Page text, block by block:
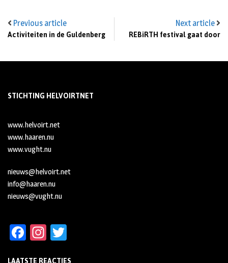
Previous article
Activiteiten in de Guldenberg
Next article
REBiRTH festival gaat door
STICHTING HELVOIRTNET
www.helvoirt.net
www.haaren.nu
www.vught.nu
nieuws@helvoirt.net
info@haaren.nu
nieuws@vught.nu
Fa In